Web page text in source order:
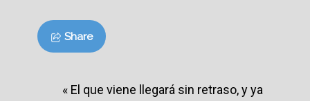
Share
« El que viene llegará sin retraso, y ya